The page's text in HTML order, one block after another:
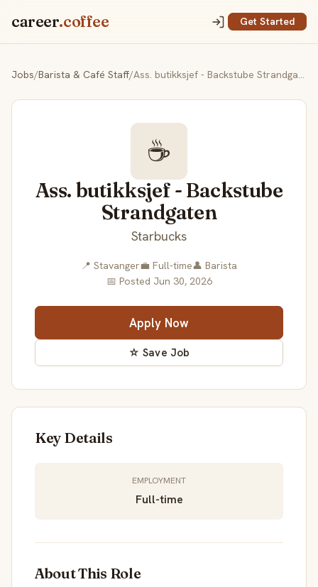
career.coffee Get Started
Jobs/Barista & Café Staff/ Ass. butikksjef - Backstube Strandgaten
☕
Ass. butikksjef - Backstube
Strandgaten
Starbucks
📍 Stavanger💼 Full-time👤 Barista
📅 Posted Jun 30, 2026
Apply Now
☆ Save Job
Key Details
EMPLOYMENT
Full-time
About This Role